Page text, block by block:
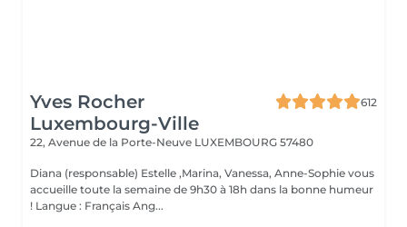
Yves Rocher
Luxembourg-Ville
612
22, Avenue de la Porte-Neuve LUXEMBOURG 57480
Diana (responsable) Estelle ,Marina, Vanessa, Anne-Sophie vous
accueille toute la semaine de 9h30 à 18h dans la bonne humeur
! Langue : Français Ang...